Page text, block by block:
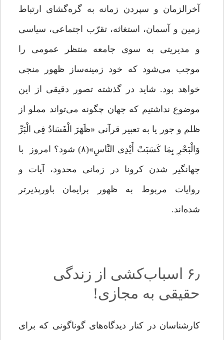
آخرالزمان و سپردن زمانه به گره‌گشای ارتباط
زمین و آسمان، استغاثه، تقرّب اجتماعی، سیاسی
و مدیریتی به ‌سوی جامعه منتظر عمومی را
موجب می‌شود که خود زمینه‌ساز ظهور منجی
خواهد بود. شاید در گذشته تصور دقیقی از این
موضوع نداشتیم که جهان چگونه می‌تواند مملو از
ظلم و جور یا به تعبیر قرآنی «ظَهَرَ الْفَسَادُ فِی الْبَرِّ
وَالْبَحْرِ بِمَا کَسَبَتْ أَیْدِی النَّاسِ»(۸) شود؟ امروز با
جهانگیر شدن کرونا در زمانی محدود، آیات و
روایات مربوط به ظهور برایمان باورپذیرتر
شده‌اند.
۶٫ اسباب‌کشی از زندگی
حقیقی به مجازی!
کارشناسان در کنار دیدگاه‌های گوناگونی که برای